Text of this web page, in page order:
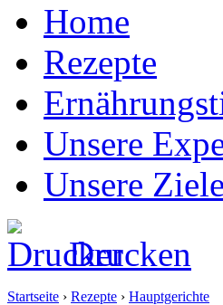
Home
Rezepte
Unsere
Unsere Ziele
Drucken
Startseite › Rezepte › Hauptgerichte